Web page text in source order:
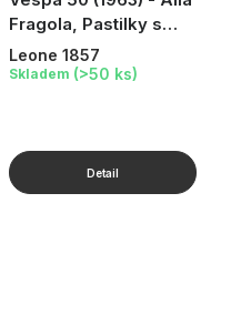
Fragola, Pastilky s
jahodovou příchutí, v
plechové dóze Vespa, 30 g
Leone 1857
Skladem (>50 ks)